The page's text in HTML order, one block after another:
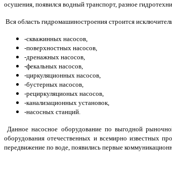
осушения, появился водный транспорт, разное
Вся область гидромашиностроения строится
-скважинных насосов,
-поверхностных насосов,
-дренажных насосов,
-фекальных насосов,
-циркуляционных насосов,
-бустерных насосов,
-рециркуляционых насосов,
-канализационных установок,
-насосных станций.
Данное насосное оборудование по выгодной
оборудования отечественных и всемирно известных
передвижение по воде, появились первые